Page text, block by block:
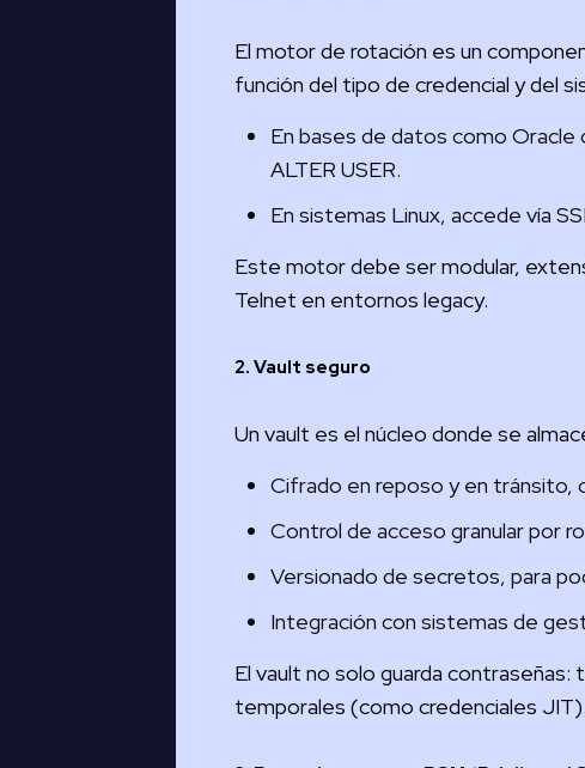
El motor de rotación es un
función del tipo de credencial y del
En bases de datos como
ALTER USER.
En sistemas Linux, accede vía
Este motor debe ser modular,
Telnet en entornos legacy.
2. Vault seguro
Un vault es el núcleo donde se
Cifrado en reposo y en tránsito,
Control de acceso granular por
Versionado de secretos, para
Integración con sistemas de
El vault no solo guarda
temporales (como credenciales JIT).